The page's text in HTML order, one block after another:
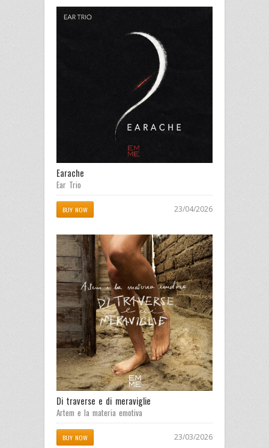
Earache
Ear Trio
BUY NOW 23/04/2026
Di traverse e di meraviglie
Artem e la materia emotiva
BUY NOW 23/03/2026